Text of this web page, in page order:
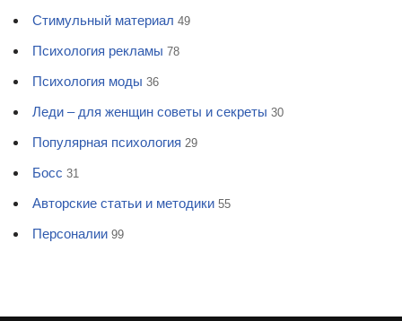
Стимульный материал 49
Психология рекламы 78
Психология моды 36
Леди – для женщин советы и секреты 30
Популярная психология 29
Босс 31
Авторские статьи и методики 55
Персоналии 99